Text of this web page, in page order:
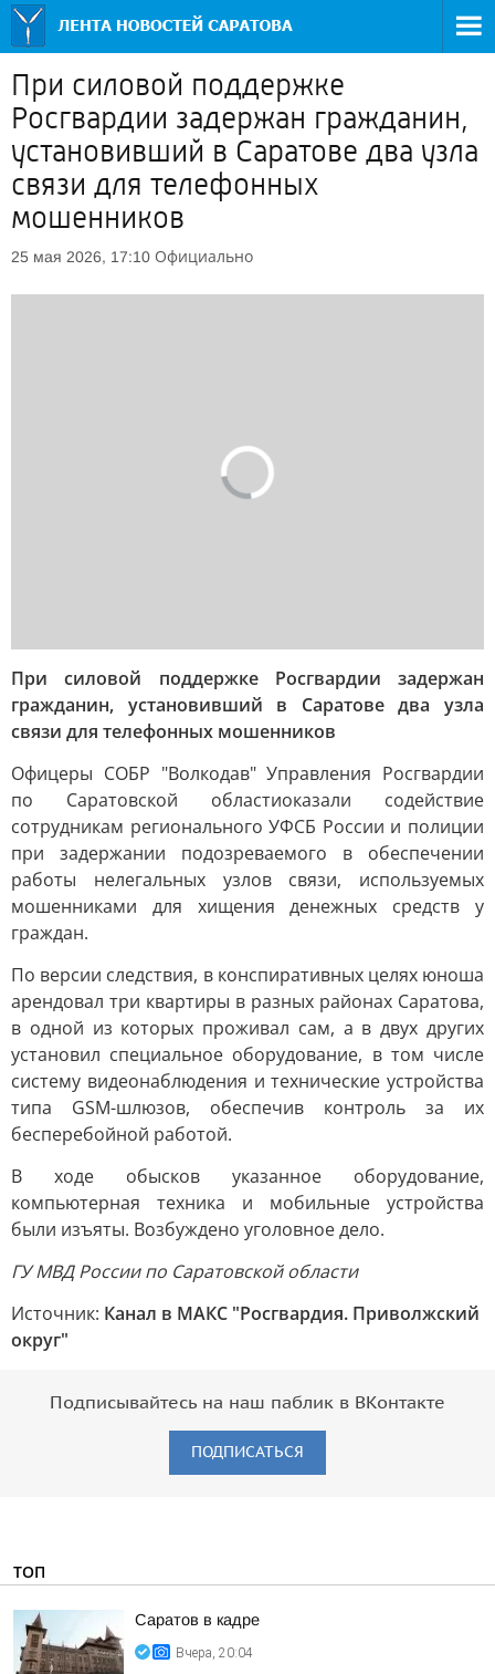
При силовой поддержке
Росгвардии задержан гражданин,
установивший в Саратове два узла
связи для телефонных
мошенников
25 мая 2026, 17:10 Официально
При силовой поддержке Росгвардии задержан
гражданин, установивший в Саратове два узла
связи для телефонных мошенников
Офицеры СОБР "Волкодав" Управления Росгвардии
по Саратовской областиоказали содействие
сотрудникам регионального УФСБ России и полиции
при задержании подозреваемого в обеспечении
работы нелегальных узлов связи, используемых
мошенниками для хищения денежных средств у
граждан.
По версии следствия, в конспиративных целях юноша
арендовал три квартиры в разных районах Саратова,
в одной из которых проживал сам, а в двух других
установил специальное оборудование, в том числе
систему видеонаблюдения и технические устройства
типа GSM-шлюзов, обеспечив контроль за их
бесперебойной работой.
В ходе обысков указанное оборудование,
компьютерная техника и мобильные устройства
были изъяты. Возбуждено уголовное дело.
ГУ МВД России по Саратовской области
Источник: Канал в МАКС "Росгвардия. Приволжский
округ"
Подписывайтесь на наш паблик в ВКонтакте
ПОДПИСАТЬСЯ
ТОП
Саратов в кадре
Вчера, 20:04